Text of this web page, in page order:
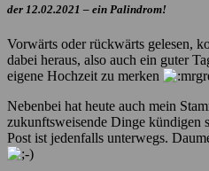
der 12.02.2021 – ein Palindrom!
Vorwärts oder rückwärts gelesen,
dabei heraus, also auch ein guter
eigene Hochzeit zu merken
Nebenbei hat heute auch mein
zukunftsweisende Dinge kündigen
Post ist jedenfalls unterwegs.